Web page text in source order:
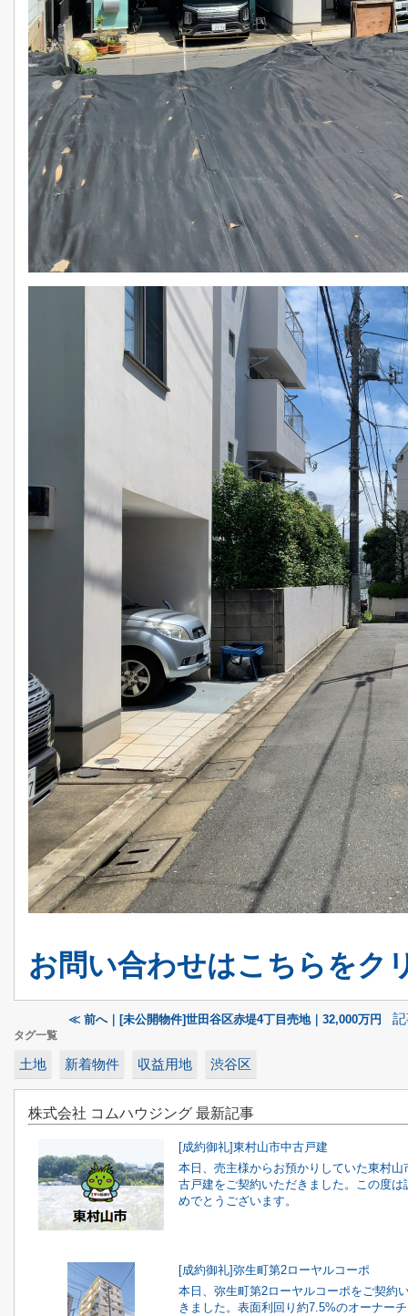
お問い合わせはこちらをク
≪ 前へ｜[未公開物件]世田谷区赤堤4丁目売地｜32,000万円
タグ一覧
土地 新着物件 収益用地 渋谷区
株式会社 コムハウジング 最新記事
[成約御礼]東村山市中古戸建
本日、売主様からお預かりしていた東村山
古戸建をご契約いただきました。この度は
めでとうございます。
[成約御礼]弥生町第2ローヤルコーポ
本日、弥生町第2ローヤルコーポをご契約
きました。表面利回り約7.5%のオーナー